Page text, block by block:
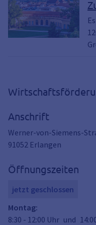
Anschrift
Werner-von-Siemens-
91052 Erlangen
Öffnungszeiten
jetzt geschlossen
Montag:
8:30 - 12:00 Uhr und